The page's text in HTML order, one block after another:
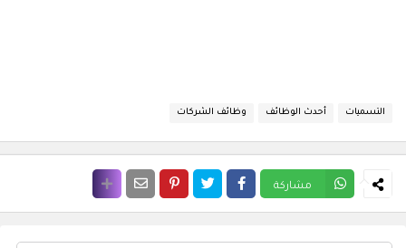
التسميات أحدث الوظائف وظائف الشركات
مشاركة